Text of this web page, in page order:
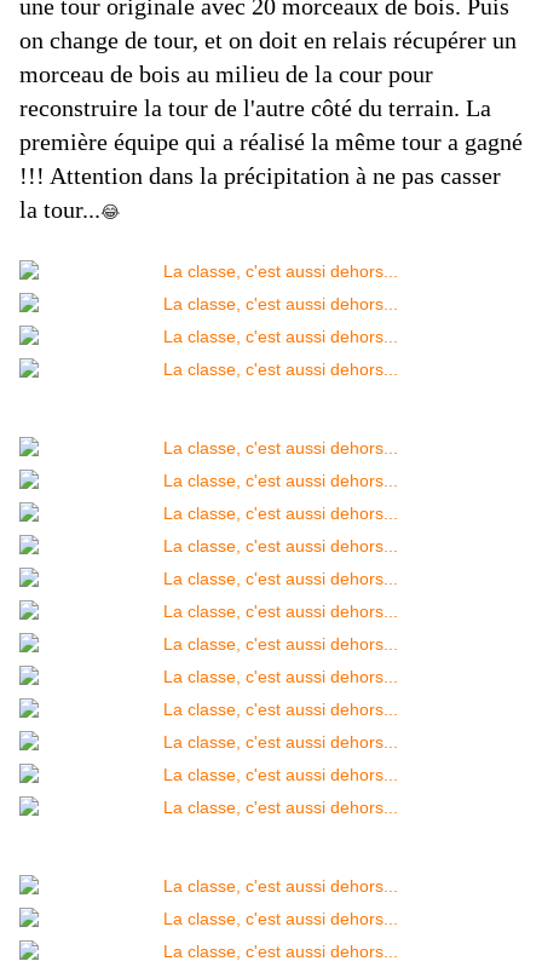
une tour originale avec 20 morceaux de bois. Puis
on change de tour, et on doit en relais récupérer un
morceau de bois au milieu de la cour pour
reconstruire la tour de l'autre côté du terrain. La
première équipe qui a réalisé la même tour a gagné
!!! Attention dans la précipitation à ne pas casser
la tour...😂